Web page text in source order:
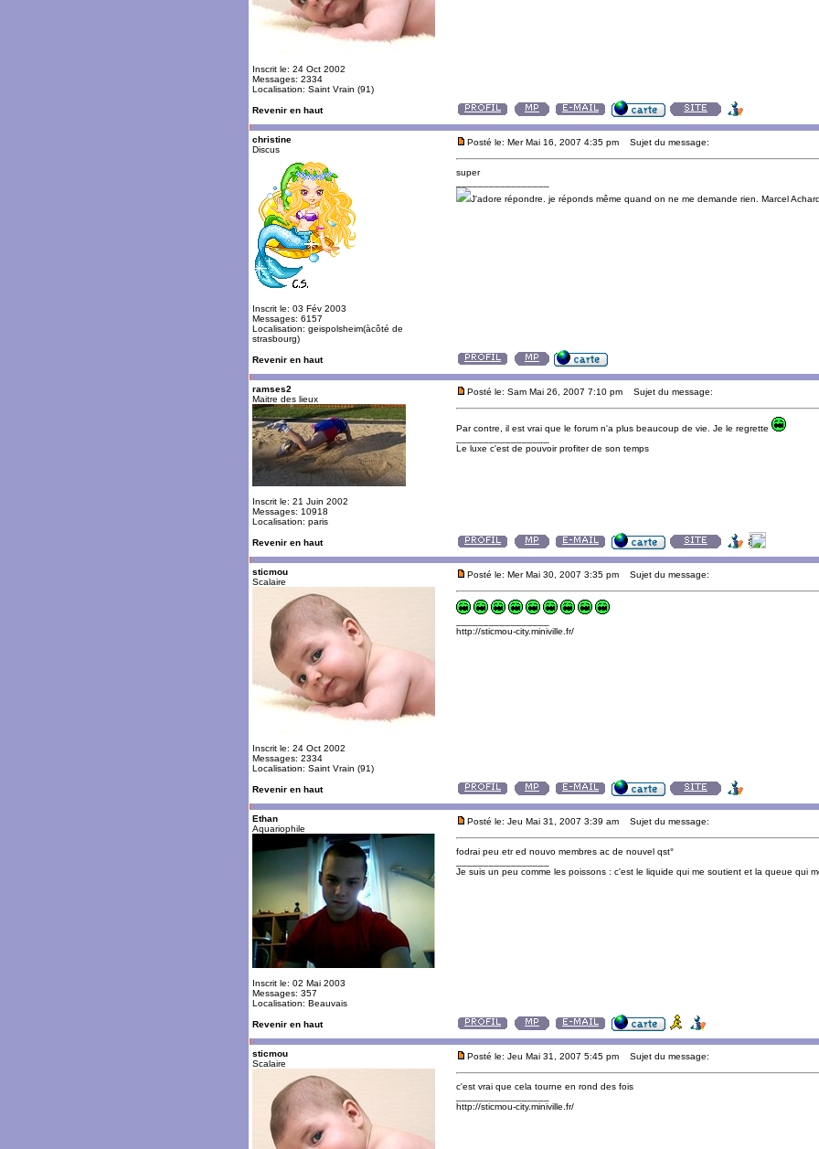
Inscrit le: 24 Oct 2002
Messages: 2334
Localisation: Saint Vrain (91)
Revenir en haut
christine
Discus
Inscrit le: 03 Fév 2003
Messages: 6157
Localisation: geispolsheim(àcôté de
strasbourg)
Posté le: Mer Mai 16, 2007 4:35 pm Sujet du message:
super
J'adore répondre. je réponds même quand on ne me demande rien. Marcel
Revenir en haut
ramses2
Maitre des lieux
Inscrit le: 21 Juin 2002
Messages: 10918
Localisation: paris
Posté le: Sam Mai 26, 2007 7:10 pm Sujet du message:
Par contre, il est vrai que le forum n'a plus beaucoup de vie. Je le regrette
Le luxe c'est de pouvoir profiter de son temps
Revenir en haut
sticmou
Scalaire
Inscrit le: 24 Oct 2002
Messages: 2334
Localisation: Saint Vrain (91)
Posté le: Mer Mai 30, 2007 3:35 pm Sujet du message:
http://sticmou-city.miniville.fr/
Revenir en haut
Ethan
Aquariophile
Inscrit le: 02 Mai 2003
Messages: 357
Localisation: Beauvais
Posté le: Jeu Mai 31, 2007 3:39 am Sujet du message:
fodrai peu etr ed nouvo membres ac de nouvel qst°
Je suis un peu comme les poissons : c'est le liquide qui me soutient et la queue qui
Revenir en haut
sticmou
Scalaire
Posté le: Jeu Mai 31, 2007 5:45 pm Sujet du message:
c'est vrai que cela tourne en rond des fois
http://sticmou-city.miniville.fr/